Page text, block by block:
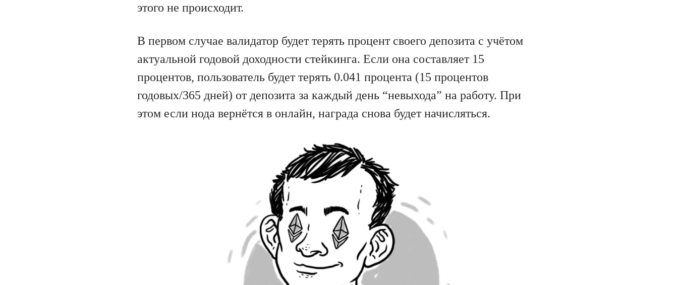
этого не происходит.
В первом случае валидатор будет терять процент своего депозита с учётом
актуальной годовой доходности стейкинга. Если она составляет 15
процентов, пользователь будет терять 0.041 процента (15 процентов
годовых/365 дней) от депозита за каждый день “невыхода” на работу. При
этом если нода вернётся в онлайн, награда снова будет начисляться.